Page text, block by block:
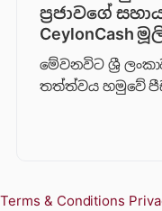
ප්‍රජාවගේ
CeylonCash
මේවනවිට ශ්‍රී
තත්ත්වය හමුවේ
Terms & Conditions